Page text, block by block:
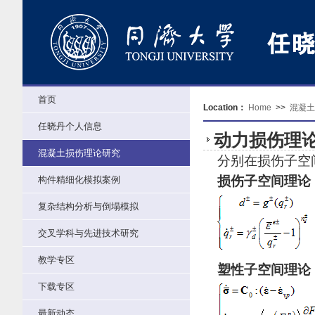
首页
任晓丹个人信息
混凝土损伤理论研究
构件精细化模拟案例
复杂结构分析与倒塌模拟
交叉学科与先进技术研究
教学专区
下载专区
Location： Home >> 混凝
动力损伤理
分别在损伤子空
损伤子空间理论
塑性子空间理论